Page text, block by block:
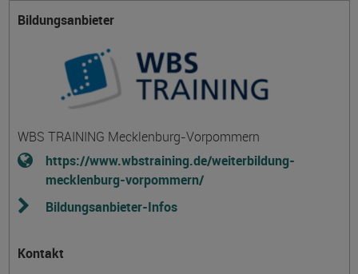
Bildungsanbieter
WBS TRAINING Mecklenburg-Vorpommern
https://www.wbstraining.de/weiterbildung-
mecklenburg-vorpommern/
Bildungsanbieter-Infos
Kontakt